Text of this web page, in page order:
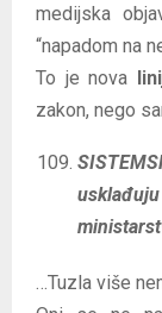
medijska
“napadom na
To je nova
zakon, nego
…Tuzla više